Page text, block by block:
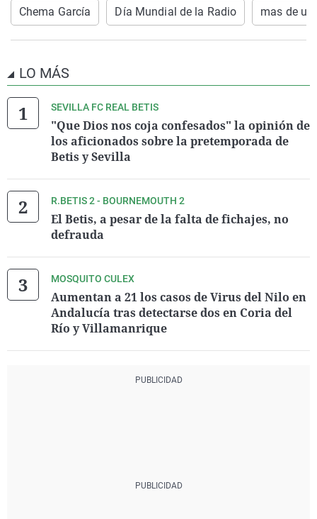
Chema García Día Mundial de la Radio mas de
LO MÁS
SEVILLA FC REAL BETIS
"Que Dios nos coja confesados" la opinión de
los aficionados sobre la pretemporada de
Betis y Sevilla
R.BETIS 2 - BOURNEMOUTH 2
El Betis, a pesar de la falta de fichajes, no
defrauda
MOSQUITO CULEX
Aumentan a 21 los casos de Virus del Nilo en
Andalucía tras detectarse dos en Coria del
Río y Villamanrique